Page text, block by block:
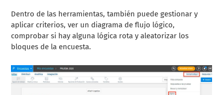
Dentro de las herramientas, también puede gestionar y
aplicar criterios, ver un diagrama de flujo lógico,
comprobar si hay alguna lógica rota y aleatorizar los
bloques de la encuesta.